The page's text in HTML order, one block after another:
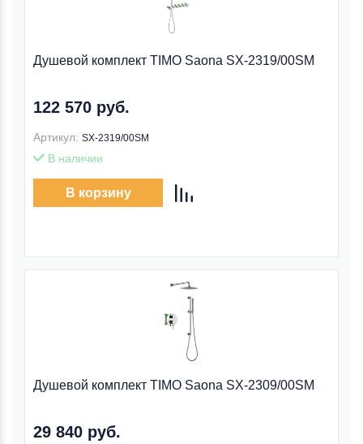
Душевой комплект TIMO Saona SX-2319/00SM
122 570 руб.
Артикул: SX-2319/00SM
В наличии
В корзину
Душевой комплект TIMO Saona SX-2309/00SM
29 840 руб.